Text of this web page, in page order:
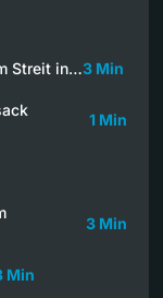
Streit in…3 Min
1 Min
3 Min
Min